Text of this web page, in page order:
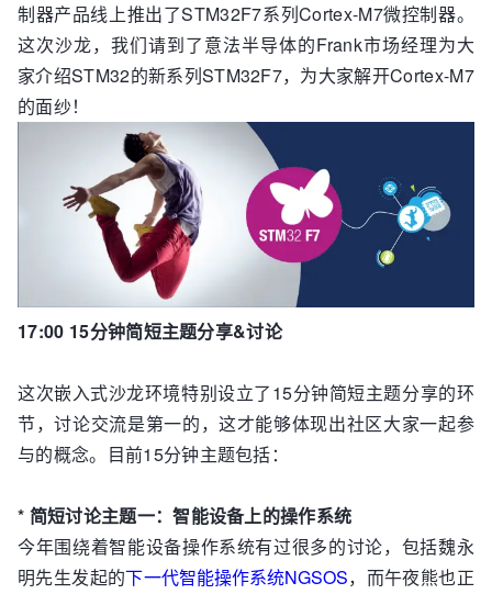
制器产品线上推出了STM32F7系列Cortex-M7微控制器。
这次沙龙，我们请到了意法半导体的Frank市场经理为大
家介绍STM32的新系列STM32F7，为大家解开Cortex-M7
的面纱！
17:00 15分钟简短主题分享&讨论
这次嵌入式沙龙环境特别设立了15分钟简短主题分享的环
节，讨论交流是第一的，这才能够体现出社区大家一起参
与的概念。目前15分钟主题包括：
* 简短讨论主题一：智能设备上的操作系统
今年围绕着智能设备操作系统有过很多的讨论，包括魏永
明先生发起的下一代智能操作系统NGSOS，而午夜熊也正